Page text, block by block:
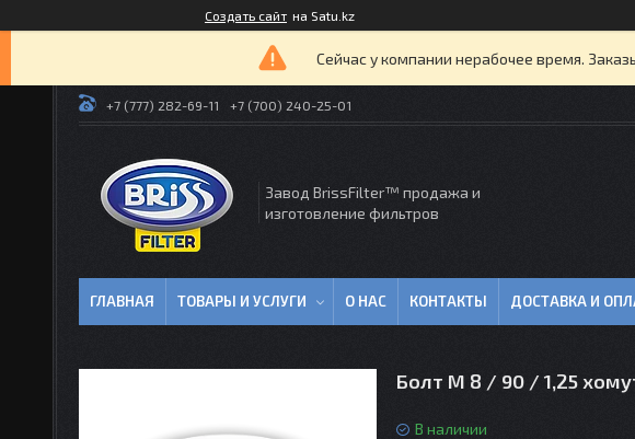
Создать сайт на Satu.kz
Сейчас у компании нерабочее время.
+7 (777) 282-69-11 +7 (700) 240-25-01
Завод BrissFilter™ продажа и
изготовление фильтров
ГЛАВНАЯ ТОВАРЫ И УСЛУГИ О НАС КОНТАКТЫ ДОСТАВКА И
Болт М 8 / 90 / 1,25
В наличии